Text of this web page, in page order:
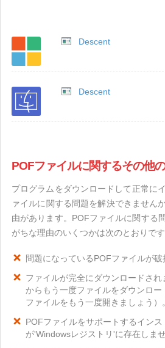
Descent
Descent
POFファイルに関するその他
プログラムをダウンロードして正常に
ァイルに関する問題を解決できません
由があります。POFファイルに関する
がちな理由のいくつかは次のとおりです
問題になっているPOFファイルが
ファイルが完全にダウンロードさ
からもう一度ファイルをダウンロ
ファイルをもう一度開きましょう）。
POFファイルをサポートするイン
が'Windowsレジストリ'に存在しま